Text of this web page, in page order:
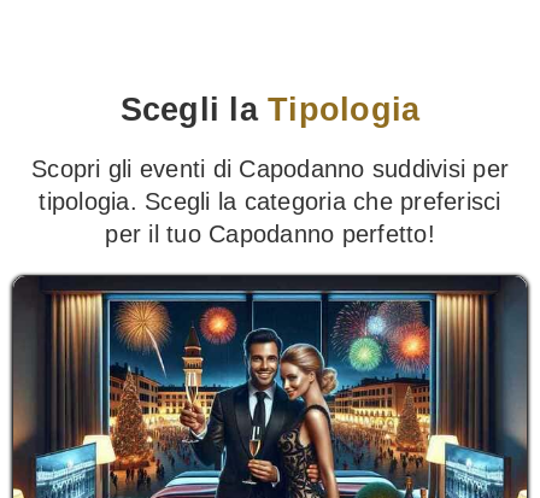
Scegli laTipologia
Scopri gli eventi di Capodanno suddivisi per
tipologia. Scegli la categoria che preferisci
per il tuo Capodanno perfetto!